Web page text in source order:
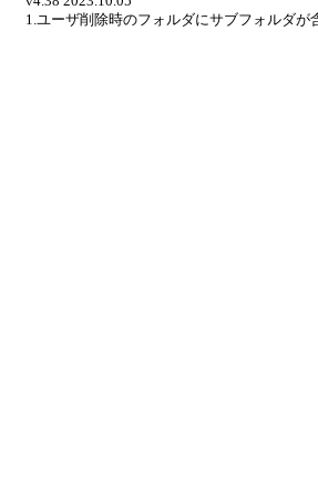
1.ユーザ削除時のフォルダにサブフォルダが